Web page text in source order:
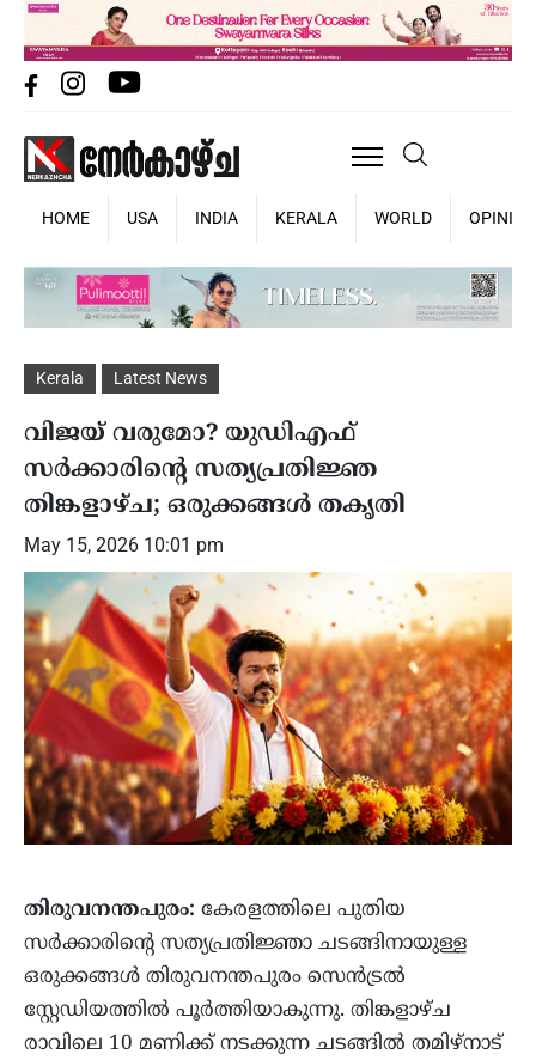
HOME USA INDIA KERALA WORLD OPINION
Kerala Latest News
വിജയ് വരുമോ? യുഡിഎഫ്
സർക്കാരിന്റെ സത്യപ്രതിജ്ഞ
തിങ്കളാഴ്ച; ഒരുക്കങ്ങൾ തകൃതി
May 15, 2026 10:01 pm
തിരുവനന്തപുരം: കേരളത്തിലെ പുതിയ
സർക്കാരിന്റെ സത്യപ്രതിജ്ഞാ ചടങ്ങിനായുള്ള
ഒരുക്കങ്ങൾ തിരുവനന്തപുരം സെൻട്രൽ
സ്റ്റേഡിയത്തിൽ പൂർത്തിയാകുന്നു. തിങ്കളാഴ്ച
രാവിലെ 10 മണിക്ക് നടക്കുന്ന ചടങ്ങിൽ തമിഴ്‌നാട്